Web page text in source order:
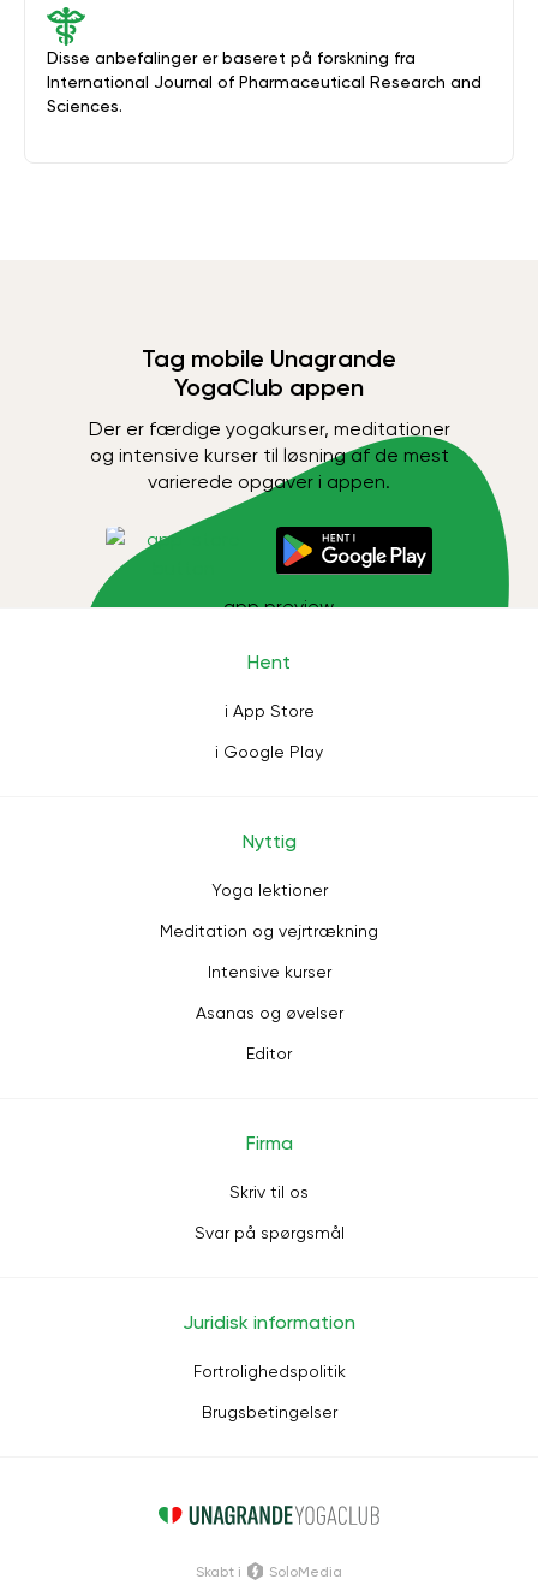
Disse anbefalinger er baseret på forskning fra
International Journal of Pharmaceutical Research and
Sciences.
Tag mobile Unagrande
YogaClub appen
Der er færdige yogakurser, meditationer
og intensive kurser til løsning af de mest
varierede opgaver i appen.
Hent
i App Store
i Google Play
Nyttig
Yoga lektioner
Meditation og vejrtrækning
Intensive kurser
Asanas og øvelser
Editor
Firma
Skriv til os
Svar på spørgsmål
Juridisk information
Fortrolighedspolitik
Brugsbetingelser
Skabt i SoloMedia